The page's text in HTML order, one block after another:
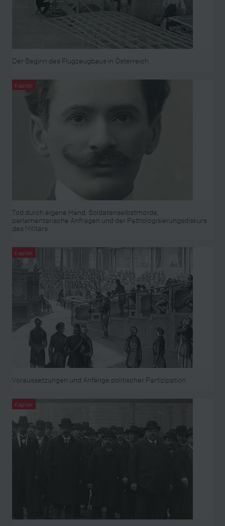
Der Beginn des Flugzeugbaus in Österreich
Kapitel
Tod durch eigene Hand. Soldatenselbstmorde,
parlamentarische Anfragen und der Pathologisierungsdiskurs
des Militärs
Kapitel
Voraussetzungen und Anfänge politischer Partizipation
Kapitel